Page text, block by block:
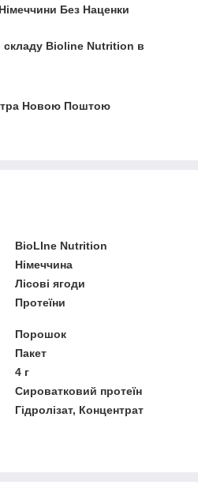
Без Наценки
складу Bioline Nutrition в
Новою Поштою
BioLIne Nutrition
Німеччина
Лісові ягоди
Протеїни
Порошок
Пакет
4 г
Сироватковий протеїн
Гідролізат, Концентрат